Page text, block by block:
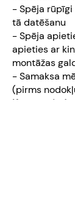
- Spēja
tā datēšanu
- Spēja
apieties ar
montāžas
- Samaksa
(pirms
Ko mēs